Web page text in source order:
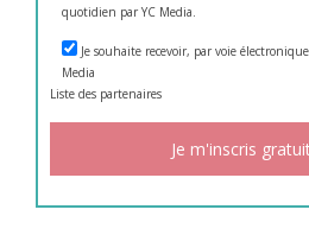
quotidien par YC Media.
Je souhaite recevoir, par voie
Media
Liste des partenaires